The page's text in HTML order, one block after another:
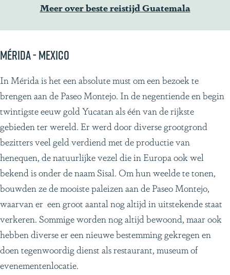
Meer over beste reistijd Guatemala
Mérida - Mexico
In Mérida is het een absolute must om een bezoek te
brengen aan de Paseo Montejo. In de negentiende en begin
twintigste eeuw gold Yucatan als één van de rijkste
gebieden ter wereld. Er werd door diverse grootgrond
bezitters veel geld verdiend met de productie van
henequen, de natuurlijke vezel die in Europa ook wel
bekend is onder de naam Sisal. Om hun weelde te tonen,
bouwden ze de mooiste paleizen aan de Paseo Montejo,
waarvan er een groot aantal nog altijd in uitstekende staat
verkeren. Sommige worden nog altijd bewoond, maar ook
hebben diverse er een nieuwe bestemming gekregen en
doen tegenwoordig dienst als restaurant, museum of
evenementenlocatie.